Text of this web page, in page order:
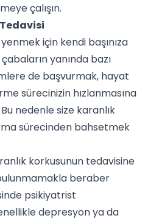
çalışın.
için kendi başınıza
yanında bazı
de başvurmak, hayat
sürecinizin hızlanmasına
nedenle size karanlık
sürecinden bahsetmek
korkusunun tedavisine
beraber
psikiyatrist
depresyon ya da